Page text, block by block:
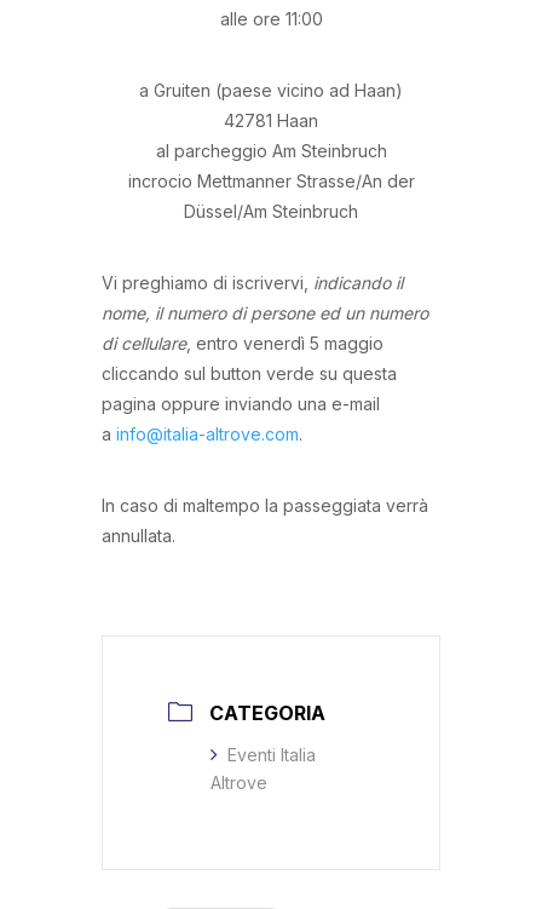
alle ore 11:00
a Gruiten (paese vicino ad Haan)
42781 Haan
al parcheggio Am Steinbruch
incrocio Mettmanner Strasse/An der
Düssel/Am Steinbruch
Vi preghiamo di iscrivervi, indicando il
nome, il numero di persone ed un numero
di cellulare, entro venerdì 5 maggio
cliccando sul button verde su questa
pagina oppure inviando una e-mail
a info@italia-altrove.com.
In caso di maltempo la passeggiata verrà
annullata.
CATEGORIA
Eventi Italia
Altrove